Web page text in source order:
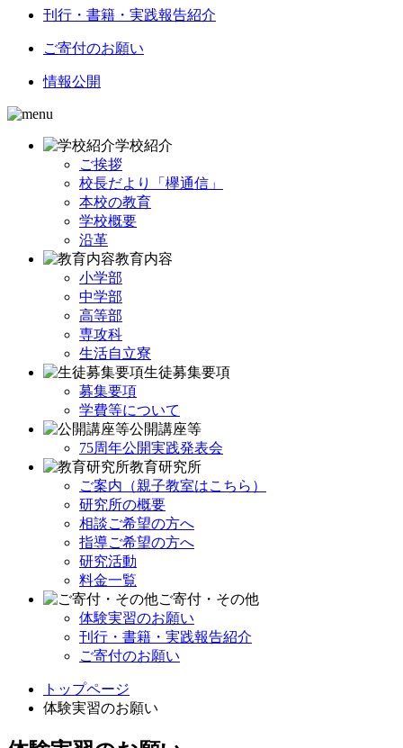
刊行・書籍・実践報告紹介
ご寄付のお願い
情報公開
学校紹介
ご挨拶
校長だより「欅通信」
本校の教育
学校概要
沿革
教育内容
小学部
中学部
高等部
専攻科
生活自立寮
生徒募集要項
募集要項
学費等について
公開講座等
75周年公開実践発表会
教育研究所
ご案内（親子教室はこちら）
研究所の概要
相談ご希望の方へ
指導ご希望の方へ
研究活動
料金一覧
ご寄付・その他
体験実習のお願い
刊行・書籍・実践報告紹介
ご寄付のお願い
トップページ
体験実習のお願い